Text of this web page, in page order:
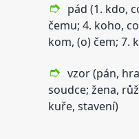
pád (1. kdo,
čemu; 4. koho,
kom, (o) čem; 7.
vzor (pán,
soudce; žena,
kuře, stavení)